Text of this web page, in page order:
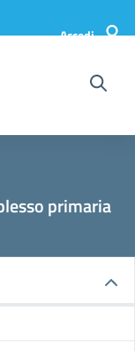
Accedi
primaria